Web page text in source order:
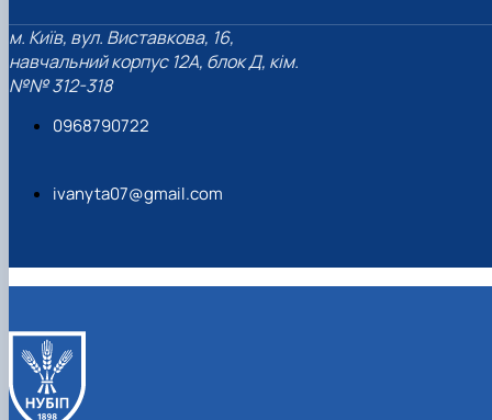
м. Київ, вул. Виставкова, 16,
навчальний корпус 12А, блок Д, кім.
№№ 312-318
0968790722
ivanyta07@gmail.com